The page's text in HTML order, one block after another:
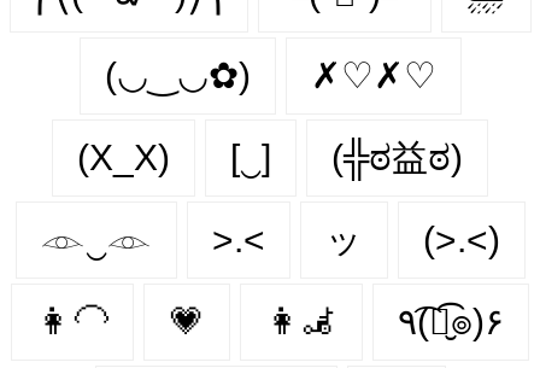
(◡‿◡✿) ✗♡✗♡
(X_X) [‿] (╬ಠ益ಠ)
𓁹‿𓁹 >.< ッ (>.<)
👩‍🦲 💗 👩‍🦼‍ ٩(͡๏̮͡๏)۶